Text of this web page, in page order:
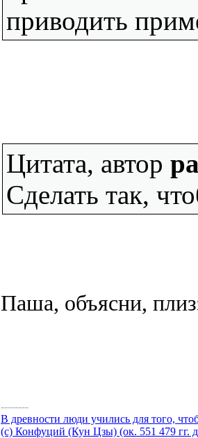
приводить
Цитата, автор
Сделать так,
Паша, объясни,
--------
В древности люди учились для того,
(с) Конфуций (Кун Цзы) (ок. 551 479 гг.